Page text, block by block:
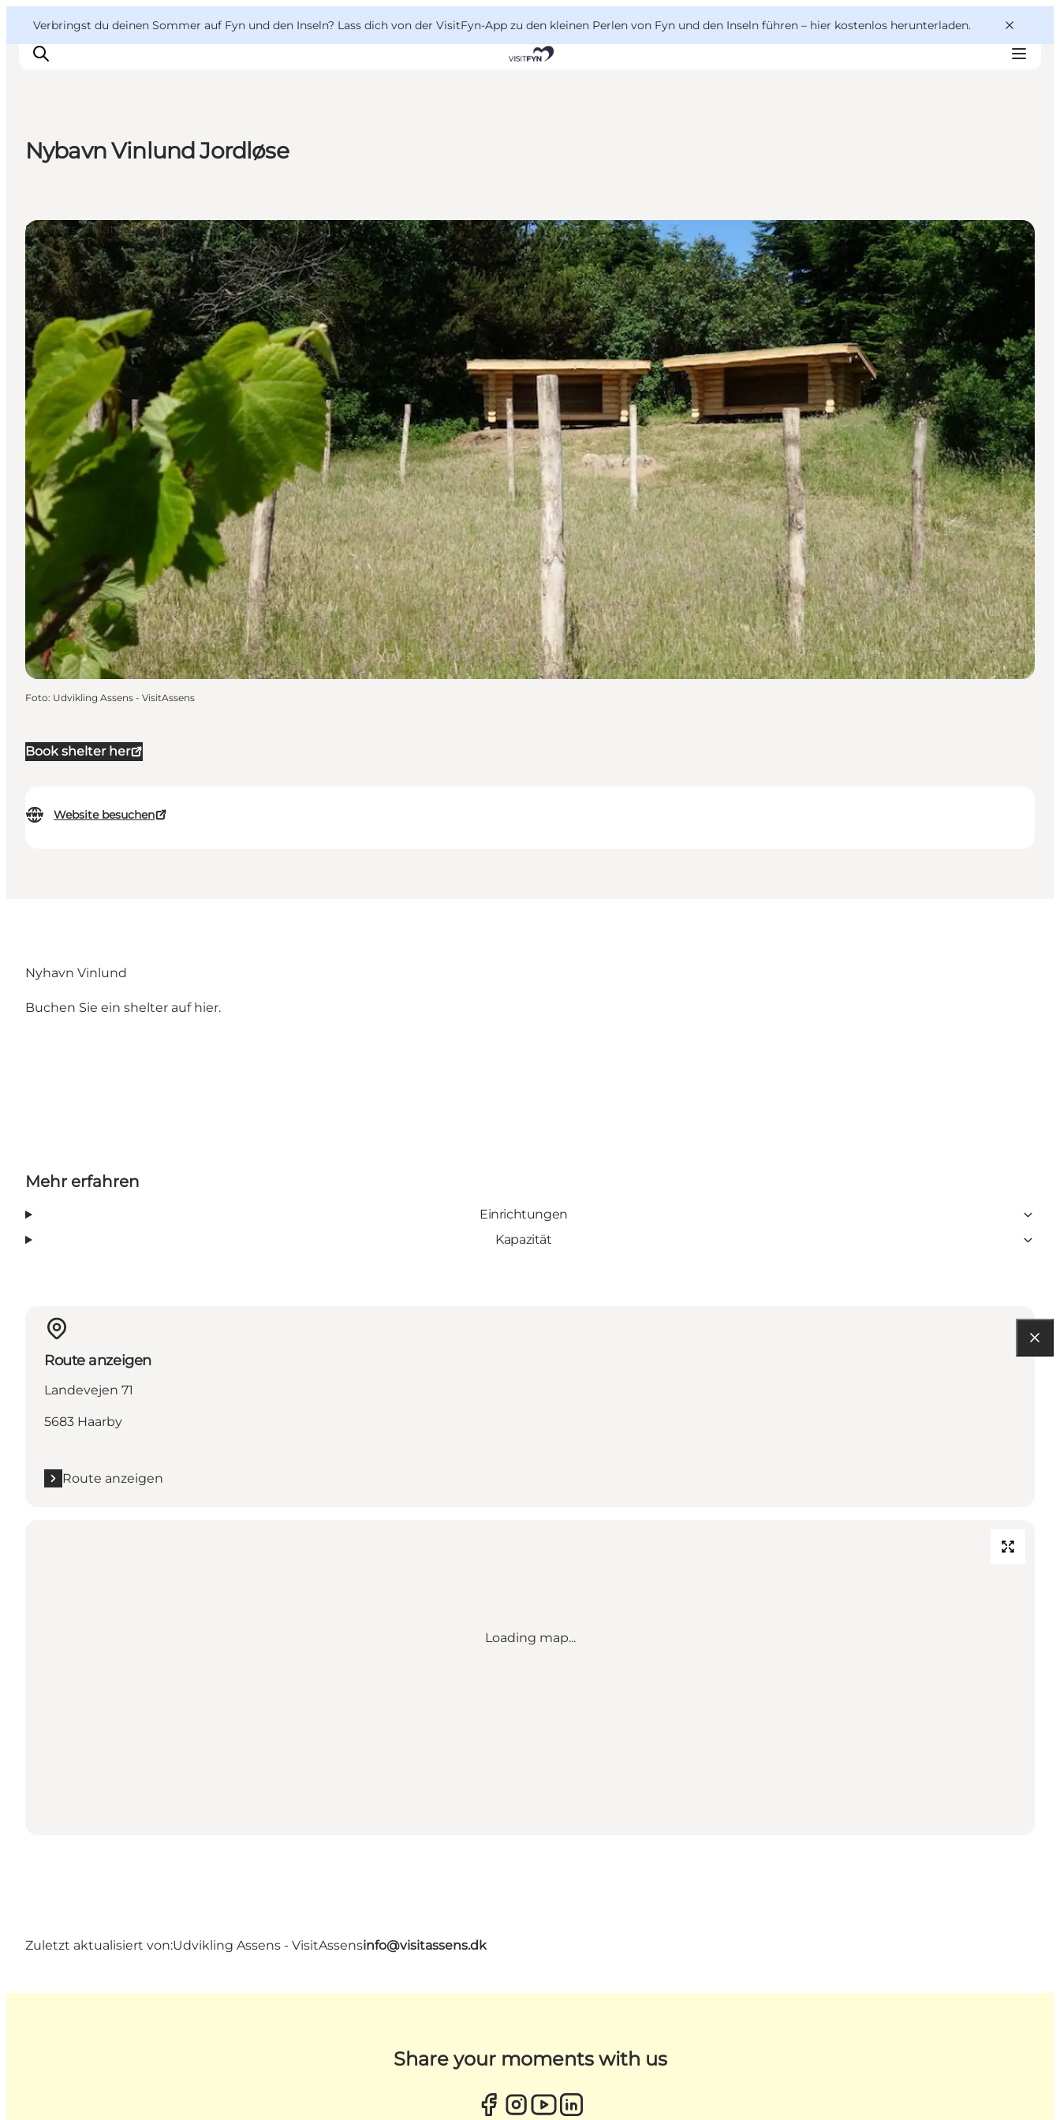
Verbringst du deinen Sommer auf Fyn und den Inseln? Lass dich von der VisitFyn-App zu den kleinen Perlen von Fyn und den Inseln führen – hier kostenlos herunterladen.
Essen & trinken
Übernachtung
VisitFyn
Deutsch
Nybavn Vinlund Jordløse
Book shelter her
Website besuchen
Shelters & Naturlagerplätze
Foto: Udvikling Assens - VisitAssens
Nyhavn Vinlund
Buchen Sie ein shelter auf hier.
Mehr erfahren
Einrichtungen
Kapazität
Route anzeigen
Landevejen 71
5683 Haarby
Route anzeigen
Loading map...
Zuletzt aktualisiert von:Udvikling Assens - VisitAssensinfo@visitassens.dk
Share your moments with us